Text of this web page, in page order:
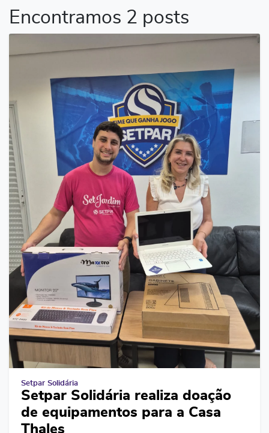
Encontramos 2 posts
Setpar Solidária
Setpar Solidária realiza doação
de equipamentos para a Casa
Thales